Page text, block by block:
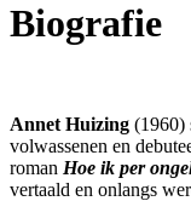
Biografie
Annet Huizing (1960)
volwassenen en
roman Hoe ik per
vertaald en onlangs